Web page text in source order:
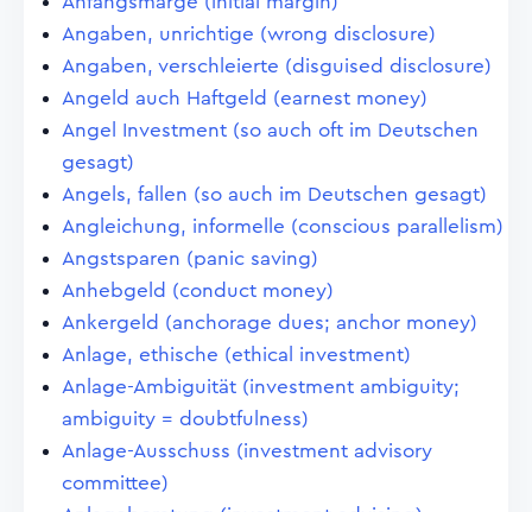
Angaben, unrichtige (wrong disclosure)
Angaben, verschleierte (disguised disclosure)
Angeld auch Haftgeld (earnest money)
Angel Investment (so auch oft im Deutschen
gesagt)
Angels, fallen (so auch im Deutschen gesagt)
Angleichung, informelle (conscious parallelism)
Angstsparen (panic saving)
Anhebgeld (conduct money)
Ankergeld (anchorage dues; anchor money)
Anlage, ethische (ethical investment)
Anlage-Ambiguität (investment ambiguity;
ambiguity = doubtfulness)
Anlage-Ausschuss (investment advisory
committee)